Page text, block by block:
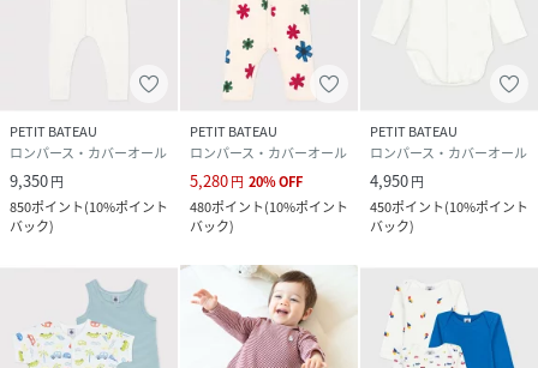
PETIT BATEAU
ロンパース・カバーオール
9,350円
850ポイント(10%ポイント
バック)
PETIT BATEAU
ロンパース・カバーオール
5,280円 20%OFF
480ポイント(10%ポイント
バック)
PETIT BATEAU
ロンパース・カバーオール
4,950円
450ポイント(10%ポイント
バック)